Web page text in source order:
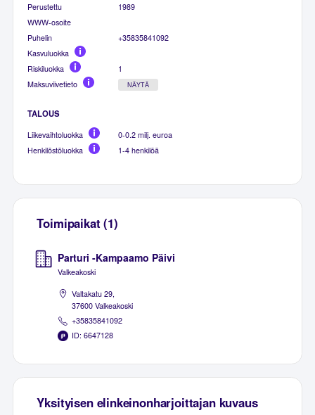
Perustettu
1989
WWW-osoite
Puhelin
+35835841092
Kasvuluokka
Riskiluokka
1
Maksuviivetieto
NÄYTÄ
TALOUS
Liikevaihtoluokka
0-0.2 milj. euroa
Henkilöstöluokka
1-4 henkilöä
Toimipaikat (1)
Parturi -Kampaamo Päivi
Valkeakoski
Valtakatu 29,
37600 Valkeakoski
+35835841092
ID: 6647128
Yksityisen elinkeinonharjoittajan kuvaus